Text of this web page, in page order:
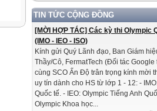
TIN TỨC CỘNG ĐỒNG
[MỜI HỢP TÁC] Các kỳ thi Olympic
(IMO - IEO - ISO)
Kính gửi Quý Lãnh đạo, Ban Giám
Thầy/Cô, FermatTech (Đối tác
cùng SCO Ấn Độ trân trọng kính mời
uy tín dành cho HS từ lớp 1 - 12: -
Quốc tế. - IEO: Olympic Tiếng Anh
Olympic Khoa học...